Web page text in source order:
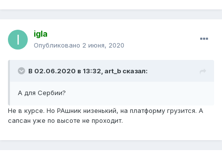
igla
Опубликовано 2 июня, 2020
В 02.06.2020 в 13:32, art_b сказал:
А для Сербии?
Не в курсе. Но РАшник низенький, на платформу грузится. А
сапсан уже по высоте не проходит.